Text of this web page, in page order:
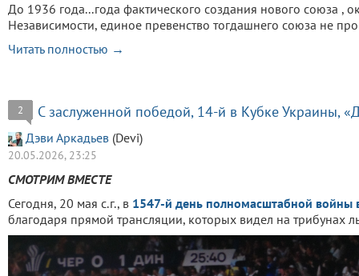
До 1936 года...года фактического создания нового союза ,
Независимости, единое превенство тогдашнего союза не
Читать полностью →
2 С заслуженной победой, 14-й в Кубке Украины,
Дэви Аркадьев (Devi)
20.05.2026, 23:25
СМОТРИМ ВМЕСТЕ
Сегодня, 20 мая с.г., в 1547-й день полномасштабной войны
благодаря прямой трансляции, которых видел на трибунах